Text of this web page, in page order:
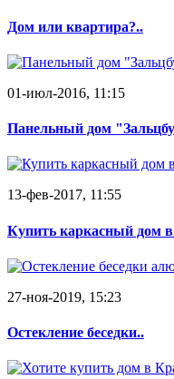
Дом или квартира?..
01-июл-2016, 11:15
Панельный дом
13-фев-2017, 11:55
Купить каркасный дом
27-ноя-2019, 15:23
Остекление беседки..